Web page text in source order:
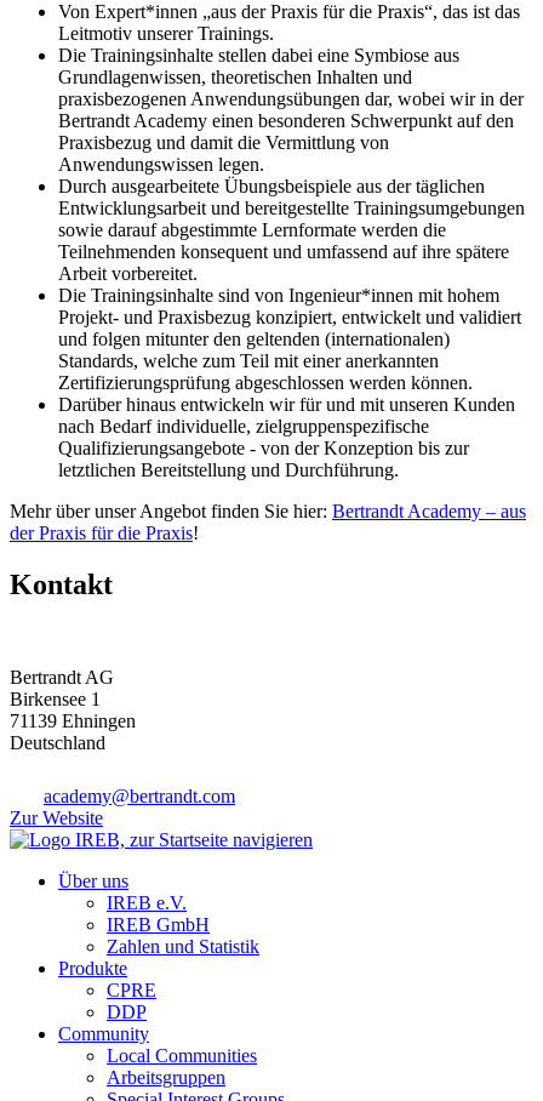
Von Expert*innen „aus der Praxis für die Praxis“, das ist das
Leitmotiv unserer Trainings.
Die Trainingsinhalte stellen dabei eine Symbiose aus
Grundlagenwissen, theoretischen Inhalten und
praxisbezogenen Anwendungsübungen dar, wobei wir in der
Bertrandt Academy einen besonderen Schwerpunkt auf den
Praxisbezug und damit die Vermittlung von
Anwendungswissen legen.
Durch ausgearbeitete Übungsbeispiele aus der täglichen
Entwicklungsarbeit und bereitgestellte Trainingsumgebungen
sowie darauf abgestimmte Lernformate werden die
Teilnehmenden konsequent und umfassend auf ihre spätere
Arbeit vorbereitet.
Die Trainingsinhalte sind von Ingenieur*innen mit hohem
Projekt- und Praxisbezug konzipiert, entwickelt und validiert
und folgen mitunter den geltenden (internationalen)
Standards, welche zum Teil mit einer anerkannten
Zertifizierungsprüfung abgeschlossen werden können.
Darüber hinaus entwickeln wir für und mit unseren Kunden
nach Bedarf individuelle, zielgruppenspezifische
Qualifizierungsangebote - von der Konzeption bis zur
letztlichen Bereitstellung und Durchführung.
Mehr über unser Angebot finden Sie hier: Bertrandt Academy – aus
der Praxis für die Praxis!
Kontakt
Bertrandt AG
Birkensee 1
71139 Ehningen
Deutschland
academy@bertrandt.com
Zur Website
Über uns
IREB e.V.
IREB GmbH
Zahlen und Statistik
Produkte
CPRE
DDP
Community
Local Communities
Arbeitsgruppen